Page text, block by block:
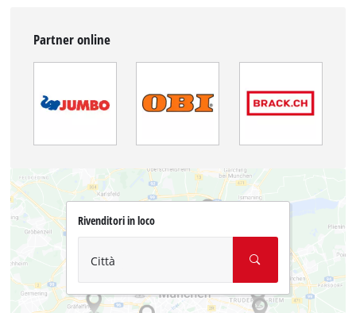
Partner online
Rivenditori in loco
Città